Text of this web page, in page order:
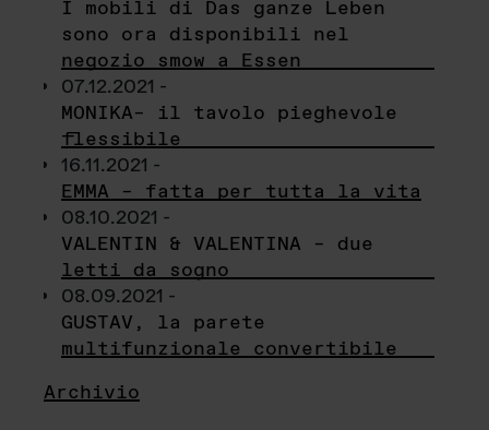
I mobili di Das ganze Leben
sono ora disponibili nel
negozio smow a Essen
07.12.2021 -
MONIKA– il tavolo pieghevole
flessibile
16.11.2021 -
EMMA – fatta per tutta la vita
08.10.2021 -
VALENTIN & VALENTINA – due
letti da sogno
08.09.2021 -
GUSTAV, la parete
multifunzionale convertibile
Archivio